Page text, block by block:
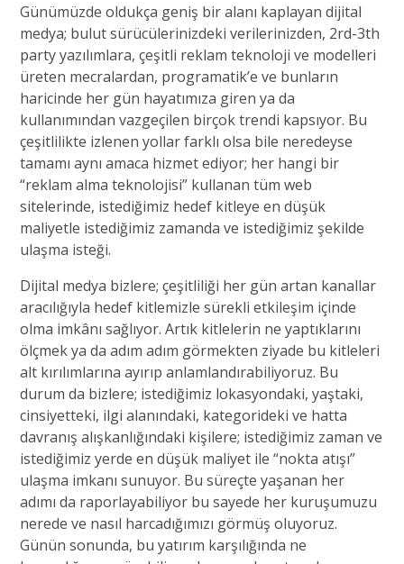
Günümüzde oldukça geniş bir alanı kaplayan dijital
medya; bulut sürücülerinizdeki verilerinizden, 2rd-3th
party yazılımlara, çeşitli reklam teknoloji ve modelleri
üreten mecralardan, programatik’e ve bunların
haricinde her gün hayatımıza giren ya da
kullanımından vazgeçilen birçok trendi kapsıyor. Bu
çeşitlilikte izlenen yollar farklı olsa bile neredeyse
tamamı aynı amaca hizmet ediyor; her hangi bir
“reklam alma teknolojisi” kullanan tüm web
sitelerinde, istediğimiz hedef kitleye en düşük
maliyetle istediğimiz zamanda ve istediğimiz şekilde
ulaşma isteği.
Dijital medya bizlere; çeşitliliği her gün artan kanallar
aracılığıyla hedef kitlemizle sürekli etkileşim içinde
olma imkânı sağlıyor. Artık kitlelerin ne yaptıklarını
ölçmek ya da adım adım görmekten ziyade bu kitleleri
alt kırılımlarına ayırıp anlamlandırabiliyoruz. Bu
durum da bizlere; istediğimiz lokasyondaki, yaştaki,
cinsiyetteki, ilgi alanındaki, kategorideki ve hatta
davranış alışkanlığındaki kişilere; istediğimiz zaman ve
istediğimiz yerde en düşük maliyet ile “nokta atışı”
ulaşma imkanı sunuyor. Bu süreçte yaşanan her
adımı da raporlayabiliyor bu sayede her kuruşumuzu
nerede ve nasıl harcadığımızı görmüş oluyoruz.
Günün sonunda, bu yatırım karşılığında ne